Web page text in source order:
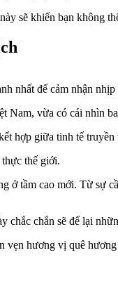
sẽ khiến bạn không
nhất để cảm nhận
vừa có cái nhìn
hợp giữa tinh tế
thế giới.
ở tầm cao mới. Từ
chắn sẽ để lại
vẹn hương vị quê